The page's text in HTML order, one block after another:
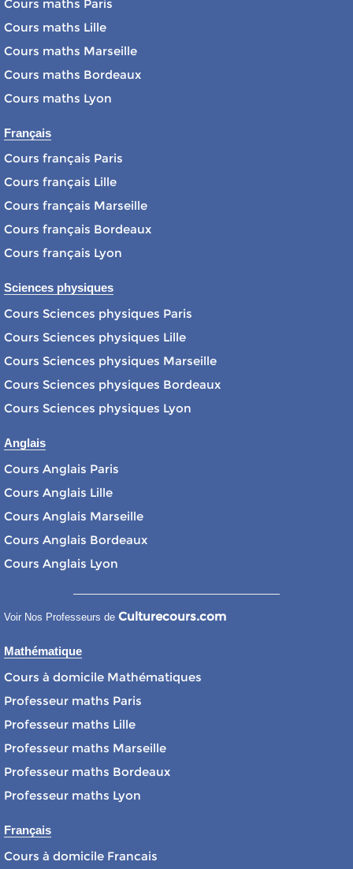
Cours maths Paris
Cours maths Lille
Cours maths Marseille
Cours maths Bordeaux
Cours maths Lyon
Français
Cours français Paris
Cours français Lille
Cours français Marseille
Cours français Bordeaux
Cours français Lyon
Sciences physiques
Cours Sciences physiques Paris
Cours Sciences physiques Lille
Cours Sciences physiques Marseille
Cours Sciences physiques Bordeaux
Cours Sciences physiques Lyon
Anglais
Cours Anglais Paris
Cours Anglais Lille
Cours Anglais Marseille
Cours Anglais Bordeaux
Cours Anglais Lyon
Voir Nos Professeurs de Culturecours.com
Mathématique
Cours à domicile Mathématiques
Professeur maths Paris
Professeur maths Lille
Professeur maths Marseille
Professeur maths Bordeaux
Professeur maths Lyon
Français
Cours à domicile Francais